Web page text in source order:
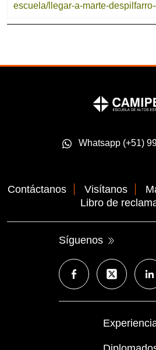
escuela/llegar-a-marte-
Whatsapp (+51)
Contáctanos Visítanos
Libro de
Síguenos